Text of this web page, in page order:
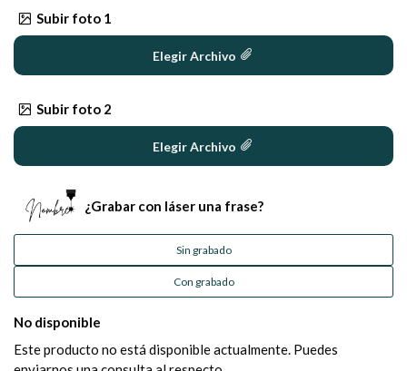
Subir foto 1
Elegir Archivo
Subir foto 2
Elegir Archivo
¿Grabar con láser una frase?
Sin grabado
Con grabado
No disponible
Este producto no está disponible actualmente. Puedes